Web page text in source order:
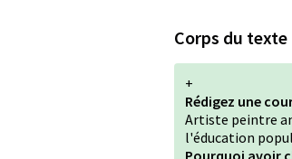
Corps du texte
+
Rédigez une
Artiste peintre
l'éducation
Pourquoi avoir